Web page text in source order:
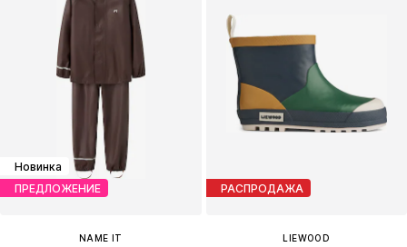
Новинка
ПРЕДЛОЖЕНИЕ
NAME IT
РАСПРОДАЖА
LIEWOOD